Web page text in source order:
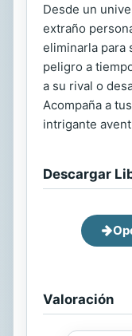
Desde un
extraño
eliminarla para
peligro a
a su rival o
Acompaña a
intrigante
Descargar
Valoración